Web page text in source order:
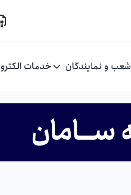
شعب و نمایندگان خدمات